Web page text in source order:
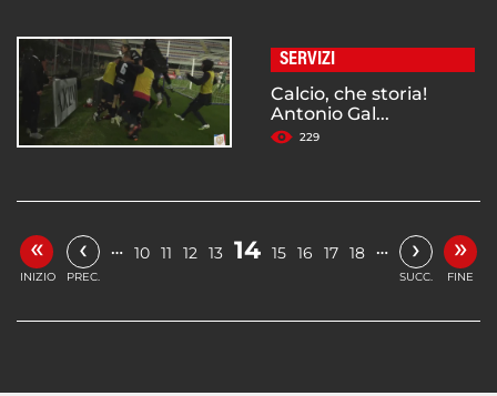
SERVIZI
Calcio, che storia!
Antonio Gal...
229
«
INIZIO
‹
PREC.
… 10 11 12 13 14 15 16 17 18 … ›
SUCC.
»
FINE